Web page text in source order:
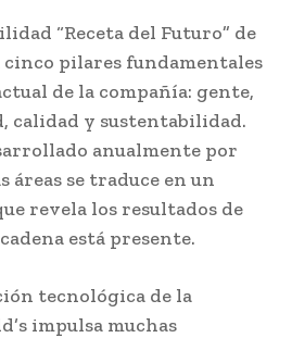
“Receta del Futuro” de
cinco pilares fundamentales
de la compañía: gente,
calidad y sustentabilidad.
anualmente por
áreas se traduce en un
revela los resultados de
está presente.
tecnológica de la
impulsa muchas